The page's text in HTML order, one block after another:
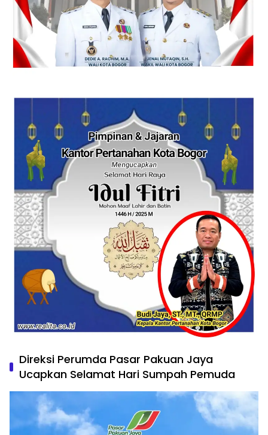
Direksi Perumda Pasar Pakuan Jaya
Ucapkan Selamat Hari Sumpah Pemuda